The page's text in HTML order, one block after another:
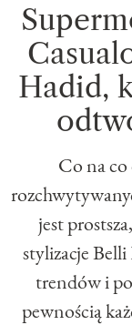
Hadid,
Co na
jest
stylizacje
trendów i
pewnością